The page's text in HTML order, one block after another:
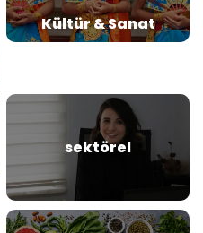
Kültür & Sanat
sektörel